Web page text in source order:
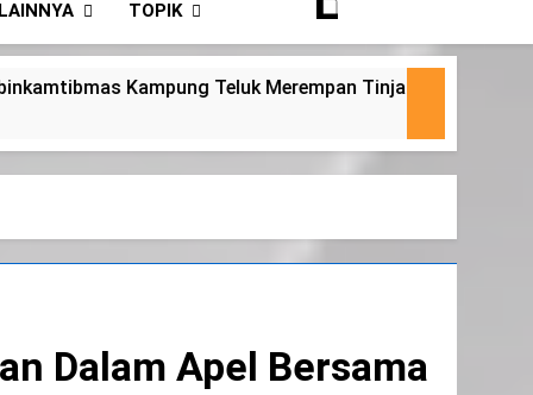
TOPIK
Tanaman Jagung Waga
Dalam Apel Bersama